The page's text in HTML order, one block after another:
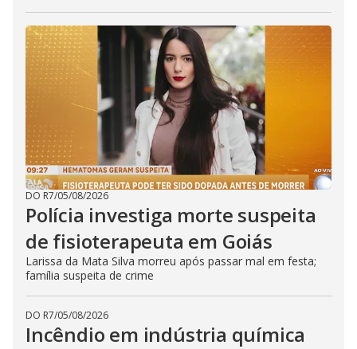
DO R7/05/08/2026
Polícia investiga morte suspeita
de fisioterapeuta em Goiás
Larissa da Mata Silva morreu após passar mal em festa;
família suspeita de crime
DO R7/05/08/2026
Incêndio em indústria química